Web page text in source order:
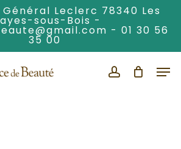
Leclerc 78340 Les
sous-Bois -
- 01 30 56
35 00
account
Menu